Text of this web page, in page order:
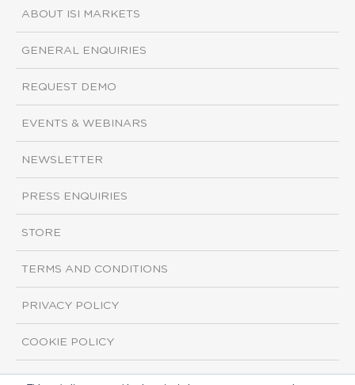
ABOUT ISI MARKETS
GENERAL ENQUIRIES
REQUEST DEMO
EVENTS & WEBINARS
NEWSLETTER
PRESS ENQUIRIES
STORE
TERMS AND CONDITIONS
PRIVACY POLICY
COOKIE POLICY